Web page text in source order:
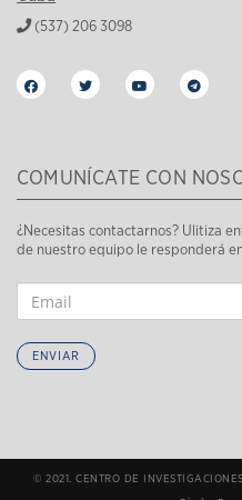
(537) 206 3098
COMUNÍCATE CON
¿Necesitas contactarnos? Ulitiza
de nuestro equipo le responderá
ENVIAR
© 2021. CENTRO DE